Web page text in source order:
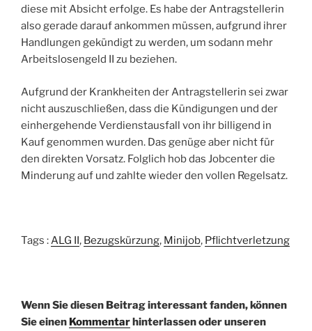
diese mit Absicht erfolge. Es habe der Antragstellerin
also gerade darauf ankommen müssen, aufgrund ihrer
Handlungen gekündigt zu werden, um sodann mehr
Arbeitslosengeld II zu beziehen.
Aufgrund der Krankheiten der Antragstellerin sei zwar
nicht auszuschließen, dass die Kündigungen und der
einhergehende Verdienstausfall von ihr billigend in
Kauf genommen wurden. Das genüge aber nicht für
den direkten Vorsatz. Folglich hob das Jobcenter die
Minderung auf und zahlte wieder den vollen Regelsatz.
Tags :ALG II, Bezugskürzung, Minijob, Pflichtverletzung
Wenn Sie diesen Beitrag interessant fanden, können
Sie einen Kommentarhinterlassen oder unseren